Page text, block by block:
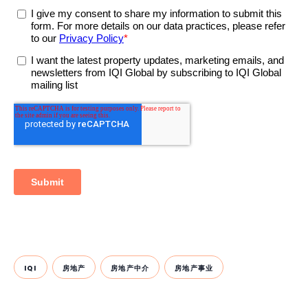
IQI 房地产 房地产中介 房地产事业